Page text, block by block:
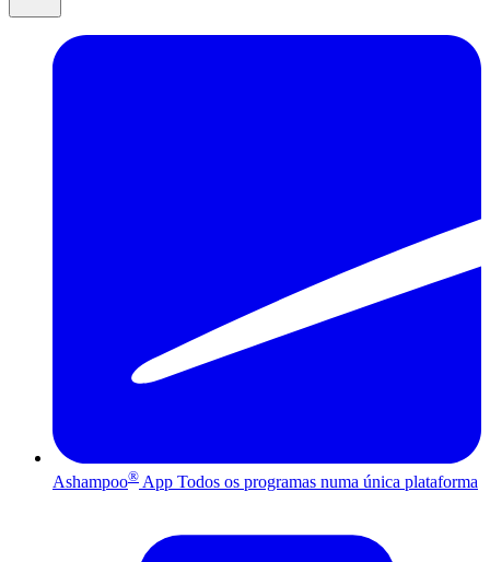
Ashampoo® App Todos os programas numa única plataforma